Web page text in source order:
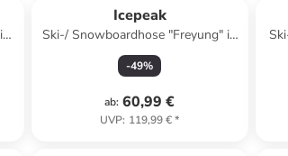
Icepeak
Ski-/ Snowboardhose "Freyung" in
Dunkelblau
-49%
ab: 60,99 €
UVP: 119,99 €*